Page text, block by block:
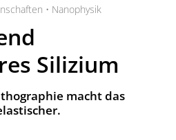
• Nanophysik
Silizium
macht das